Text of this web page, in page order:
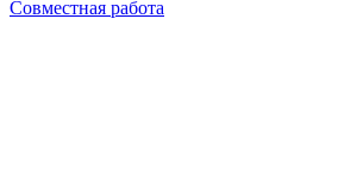
Совместная работа